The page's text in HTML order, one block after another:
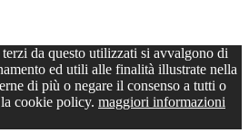
da questo utilizzati si avvalgono di
ed utili alle finalità illustrate nella
di più o negare il consenso a tutti o
cookie policy. maggiori informazioni